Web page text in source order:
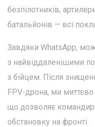
безпілотників,
батальйонів — всі
Завдяки WhatsApp,
з найвіддаленішими
з бійцем. Після
FPV-дрона, ми
що дозволяє
обстановку на фронті.